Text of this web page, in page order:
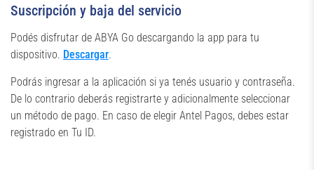
Suscripción y baja del servicio
Podés disfrutar de ABYA Go descargando la app para tu
dispositivo. Descargar.
Podrás ingresar a la aplicación si ya tenés usuario y contraseña.
De lo contrario deberás registrarte y adicionalmente seleccionar
un método de pago. En caso de elegir Antel Pagos, debes estar
registrado en Tu ID.